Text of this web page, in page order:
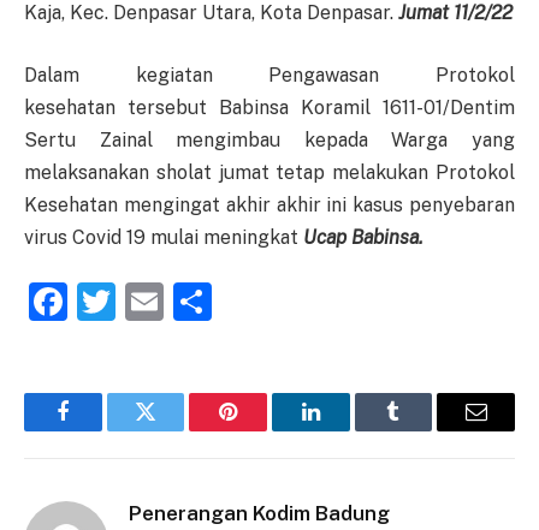
Kaja, Kec. Denpasar Utara, Kota Denpasar. Jumat 11/2/22
Dalam kegiatan Pengawasan Protokol
kesehatan tersebut Babinsa Koramil 1611-01/Dentim
Sertu Zainal mengimbau kepada Warga yang
melaksanakan sholat jumat tetap melakukan Protokol
Kesehatan mengingat akhir akhir ini kasus penyebaran
virus Covid 19 mulai meningkat Ucap Babinsa.
Facebook
Twitter
Email
FacebookTwitter Pinterest LinkedInTumblr Email
Penerangan Kodim Badung